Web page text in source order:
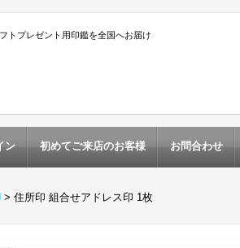
トプレゼント用印鑑を全国へお届け
ン 初めてご来店のお客様 お問合わせ
> 住所印 組合せアドレス印 1枚